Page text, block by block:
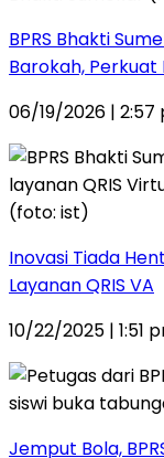
BPRS Bhakti
Barokah,
06/19/2026 | 2:57
Inovasi Tiada
Layanan QRIS VA
10/22/2025 | 1:51
Jemput Bola,